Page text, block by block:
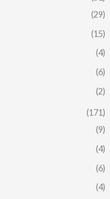
(29)
(15)
(4)
(6)
(2)
(171)
(9)
(4)
(6)
(4)